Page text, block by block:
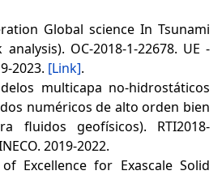
Global science In Tsunami
OC-2018-1-22678. UE -
2023. [Link].
multicapa no-hidrostáticos
numéricos de alto orden bien
fluidos geofísicos). RTI2018-
2019-2022.
Excellence for Exascale Solid